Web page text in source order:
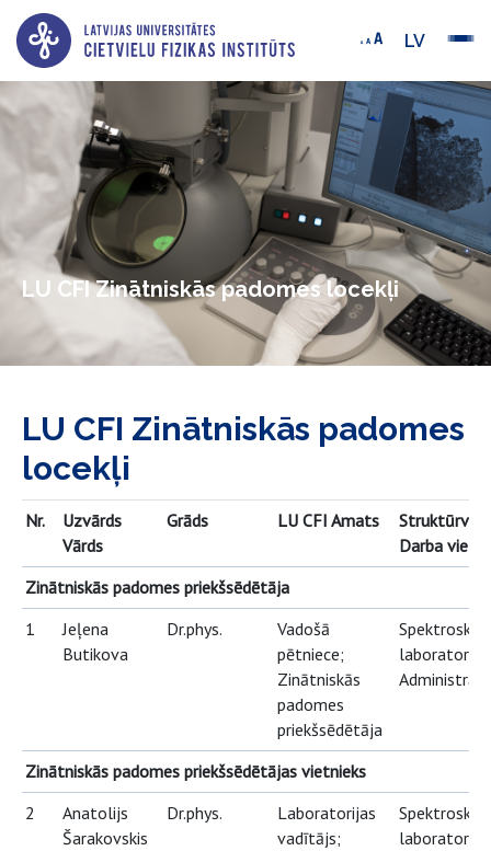
LV
LU CFI Zinātniskās padomes locekļi
LU CFI Zinātniskās padomes
locekļi
Nr.
Uzvārds
Vārds
Grāds LU CFI Amats
Darba vieta
Zinātniskās padomes priekšsēdētāja
1
Jeļena
Butikova
Dr.phys.
Vadošā
pētniece;
Zinātniskās
padomes
priekšsēdētāja
laboratorija;
Zinātniskās padomes priekšsēdētājas vietnieks
2
Anatolijs
Šarakovskis
Dr.phys.
Laboratorijas
vadītājs;
laboratorija;